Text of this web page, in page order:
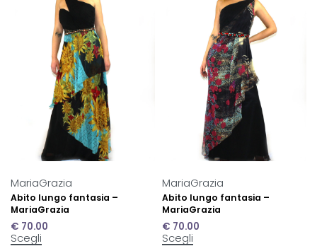
MariaGrazia
Abito lungo fantasia –
MariaGrazia
€ 70.00
Scegli
MariaGrazia
Abito lungo fantasia –
MariaGrazia
€ 70.00
Scegli